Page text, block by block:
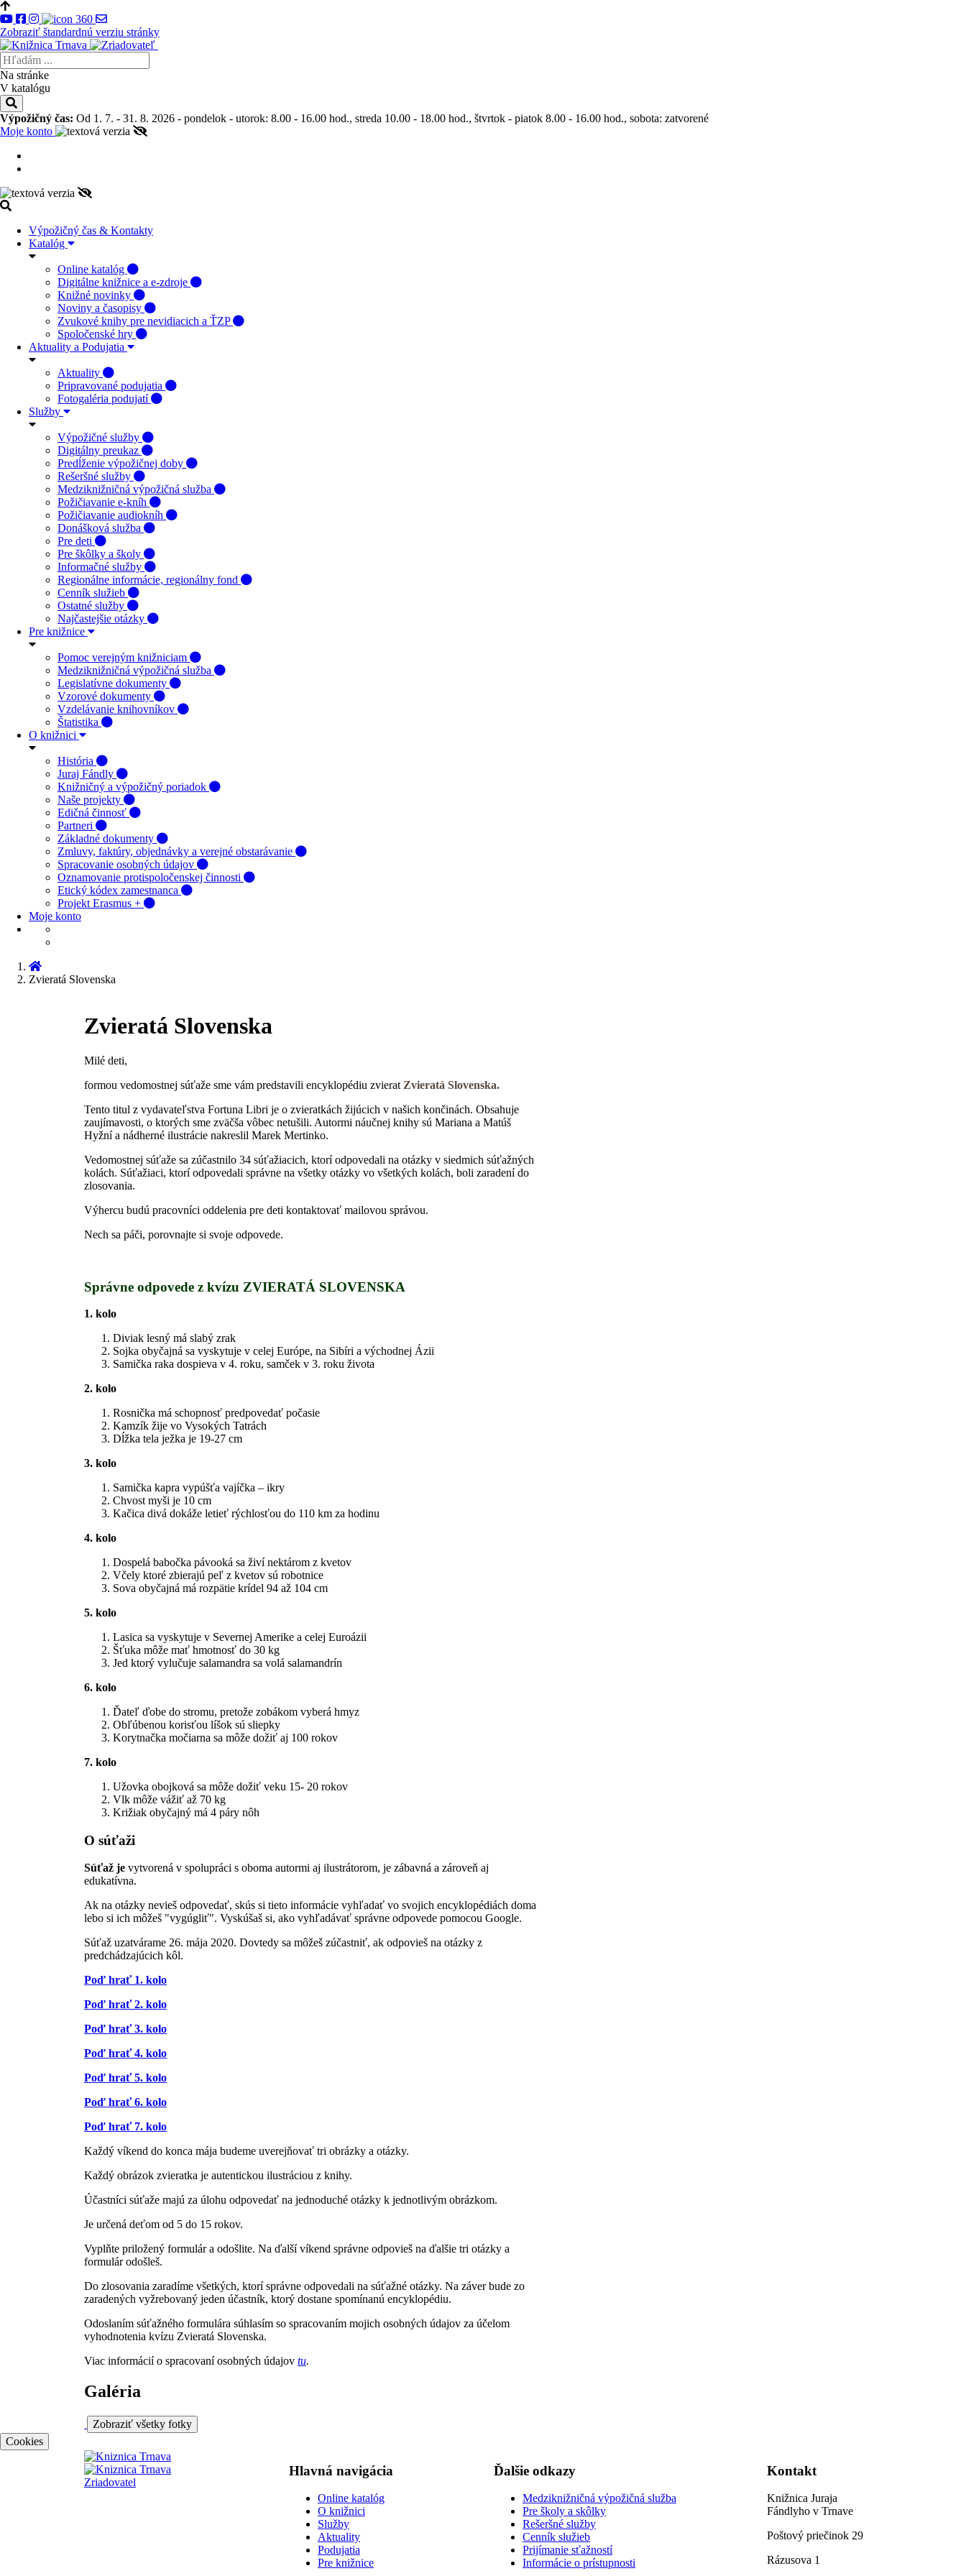
Zobraziť štandardnú verziu stránky
Na stránke
V katalógu
Výpožičný čas: Od 1. 7. - 31. 8. 2026 - pondelok - utorok: 8.00 - 16.00 hod., streda 10.00 - 18.00 hod., štvrtok - piatok 8.00 - 16.00 hod., sobota: zatvorené
Moje konto
Výpožičný čas & Kontakty
Katalóg
Online katalóg
Digitálne knižnice a e-zdroje
Knižné novinky
Noviny a časopisy
Zvukové knihy pre nevidiacich a ŤZP
Spoločenské hry
Aktuality a Podujatia
Aktuality
Pripravované podujatia
Fotogaléria podujatí
Služby
Výpožičné služby
Digitálny preukaz
Predĺženie výpožičnej doby
Rešeršné služby
Medziknižničná výpožičná služba
Požičiavanie e-kníh
Požičiavanie audiokníh
Donášková služba
Pre deti
Pre škôlky a školy
Informačné služby
Regionálne informácie, regionálny fond
Cenník služieb
Ostatné služby
Najčastejšie otázky
Pre knižnice
Pomoc verejným knižniciam
Medziknižničná výpožičná služba
Legislatívne dokumenty
Vzorové dokumenty
Vzdelávanie knihovníkov
Štatistika
O knižnici
História
Juraj Fándly
Knižničný a výpožičný poriadok
Naše projekty
Edičná činnosť
Partneri
Základné dokumenty
Zmluvy, faktúry, objednávky a verejné obstarávanie
Spracovanie osobných údajov
Oznamovanie protispoločenskej činnosti
Etický kódex zamestnanca
Projekt Erasmus +
Moje konto
Zvieratá Slovenska
Zvieratá Slovenska
Milé deti,
formou vedomostnej súťaže sme vám predstavili encyklopédiu zvierat Zvieratá Slovenska.
Tento titul z vydavateľstva Fortuna Libri je o zvieratkách žijúcich v našich končinách. Obsahuje
zaujímavosti, o ktorých sme zväčša vôbec netušili. Autormi náučnej knihy sú Mariana a Matúš
Hyžní a nádherné ilustrácie nakreslil Marek Mertinko.
Vedomostnej súťaže sa zúčastnilo 34 súťažiacich, ktorí odpovedali na otázky v siedmich súťažných
kolách. Súťažiaci, ktorí odpovedali správne na všetky otázky vo všetkých kolách, boli zaradení do
zlosovania.
Výhercu budú pracovníci oddelenia pre deti kontaktovať mailovou správou.
Nech sa páči, porovnajte si svoje odpovede.
Správne odpovede z kvízu ZVIERATÁ SLOVENSKA
1. kolo
Diviak lesný má slabý zrak
Sojka obyčajná sa vyskytuje v celej Európe, na Sibíri a východnej Ázii
Samička raka dospieva v 4. roku, samček v 3. roku života
2. kolo
Rosnička má schopnosť predpovedať počasie
Kamzík žije vo Vysokých Tatrách
Dĺžka tela ježka je 19-27 cm
3. kolo
Samička kapra vypúšťa vajíčka – ikry
Chvost myši je 10 cm
Kačica divá dokáže letieť rýchlosťou do 110 km za hodinu
4. kolo
Dospelá babočka pávooká sa živí nektárom z kvetov
Včely ktoré zbierajú peľ z kvetov sú robotnice
Sova obyčajná má rozpätie krídel 94 až 104 cm
5. kolo
Lasica sa vyskytuje v Severnej Amerike a celej Euroázii
Šťuka môže mať hmotnosť do 30 kg
Jed ktorý vylučuje salamandra sa volá salamandrín
6. kolo
Ďateľ ďobe do stromu, pretože zobákom vyberá hmyz
Obľúbenou korisťou líšok sú sliepky
Korytnačka močiarna sa môže dožiť aj 100 rokov
7. kolo
Užovka obojková sa môže dožiť veku 15- 20 rokov
Vlk môže vážiť až 70 kg
Križiak obyčajný má 4 páry nôh
O súťaži
Súťaž je vytvorená v spolupráci s oboma autormi aj ilustrátorom, je zábavná a zároveň aj
edukatívna.
Ak na otázky nevieš odpovedať, skús si tieto informácie vyhľadať vo svojich encyklopédiách doma
lebo si ich môžeš "vygúgliť". Vyskúšaš si, ako vyhľadávať správne odpovede pomocou Google.
Súťaž uzatvárame 26. mája 2020. Dovtedy sa môžeš zúčastniť, ak odpovieš na otázky z
predchádzajúcich kôl.
Poď hrať 1. kolo
Poď hrať 2. kolo
Poď hrať 3. kolo
Poď hrať 4. kolo
Poď hrať 5. kolo
Poď hrať 6. kolo
Poď hrať 7. kolo
Každý víkend do konca mája budeme uverejňovať tri obrázky a otázky.
Každý obrázok zvieratka je autentickou ilustráciou z knihy.
Účastníci súťaže majú za úlohu odpovedať na jednoduché otázky k jednotlivým obrázkom.
Je určená deťom od 5 do 15 rokov.
Vyplňte priložený formulár a odošlite. Na ďalší víkend správne odpovieš na ďalšie tri otázky a
formulár odošleš.
Do zlosovania zaradíme všetkých, ktorí správne odpovedali na súťažné otázky. Na záver bude zo
zaradených vyžrebovaný jeden účastník, ktorý dostane spomínanú encyklopédiu.
Odoslaním súťažného formulára súhlasím so spracovaním mojich osobných údajov za účelom
vyhodnotenia kvízu Zvieratá Slovenska.
Viac informácií o spracovaní osobných údajov tu.
Galéria
Zobraziť všetky fotky
Cookies
Hlavná navigácia
Online katalóg
O knižnici
Služby
Aktuality
Podujatia
Pre knižnice
Ďalšie odkazy
Medziknižničná výpožičná služba
Pre školy a skôlky
Rešeršné služby
Cenník služieb
Prijímanie sťažností
Informácie o prístupnosti
Kontakt
Knižnica Juraja
Fándlyho v Trnave
Poštový priečinok 29
Rázusova 1